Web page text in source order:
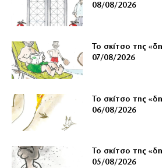
08/08/2026
Το σκίτσο της
07/08/2026
Το σκίτσο της
06/08/2026
Το σκίτσο της
05/08/2026